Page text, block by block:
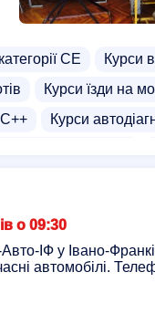
СЕ
Курси
Курси їзди на
Курси
о 09:30
ІФ у Івано-
автомобілі.